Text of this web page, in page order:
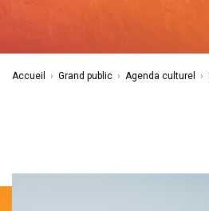
Accueil › Grand public › Agenda culturel ›